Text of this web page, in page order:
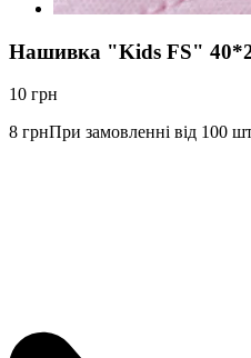
Нашивка "Kids FS"
10 грн
8 грнПри замовленні від 100